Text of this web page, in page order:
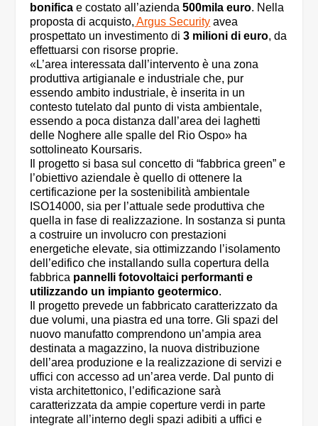
bonifica e costato all’azienda500mila euro. Nella
proposta di acquisto, Argus Security avea
prospettato un investimento di 3 milioni di euro, da
effettuarsi con risorse proprie.
«L’area interessata dall’intervento è una zona
produttiva artigianale e industriale che, pur
essendo ambito industriale, è inserita in un
contesto tutelato dal punto di vista ambientale,
essendo a poca distanza dall’area dei laghetti
delle Noghere alle spalle del Rio Ospo» ha
sottolineato Koursaris.
Il progetto si basa sul concetto di “fabbrica green” e
l’obiettivo aziendale è quello di ottenere la
certificazione per la sostenibilità ambientale
ISO14000, sia per l’attuale sede produttiva che
quella in fase di realizzazione. In sostanza si punta
a costruire un involucro con prestazioni
energetiche elevate, sia ottimizzando l’isolamento
dell’edifico che installando sulla copertura della
fabbrica pannelli fotovoltaici performanti e
utilizzando un impianto geotermico.
Il progetto prevede un fabbricato caratterizzato da
due volumi, una piastra ed una torre. Gli spazi del
nuovo manufatto comprendono un’ampia area
destinata a magazzino, la nuova distribuzione
dell’area produzione e la realizzazione di servizi e
uffici con accesso ad un’area verde. Dal punto di
vista architettonico, l’edificazione sarà
caratterizzata da ampie coperture verdi in parte
integrate all’interno degli spazi adibiti a uffici e